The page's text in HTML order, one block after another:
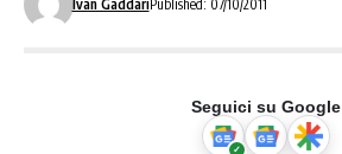
Ivan GaddariPublished: 07/10/2011
Seguici su Google